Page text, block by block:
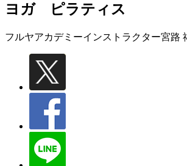
ヨガ ピラティス
フルヤアカデミーインストラクター宮路